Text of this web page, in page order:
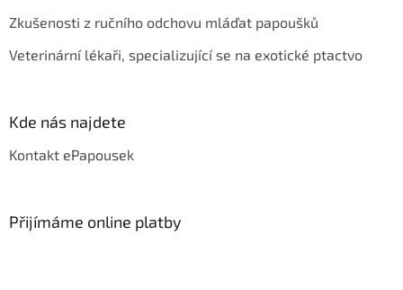
Zkušenosti z ručního odchovu mláďat papoušků
Veterinární lékaři, specializující se na exotické ptactvo
Kde nás najdete
Kontakt ePapousek
Přijímáme online platby